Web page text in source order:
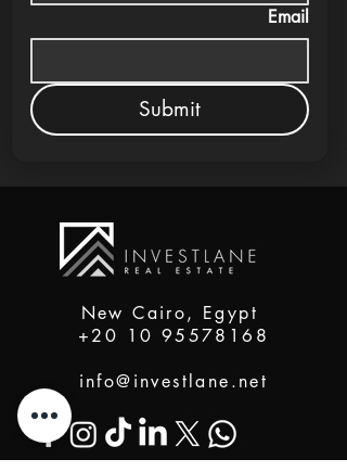
Email
Submit
New Cairo, Egypt
+20 10 95578168
info@investlane.net